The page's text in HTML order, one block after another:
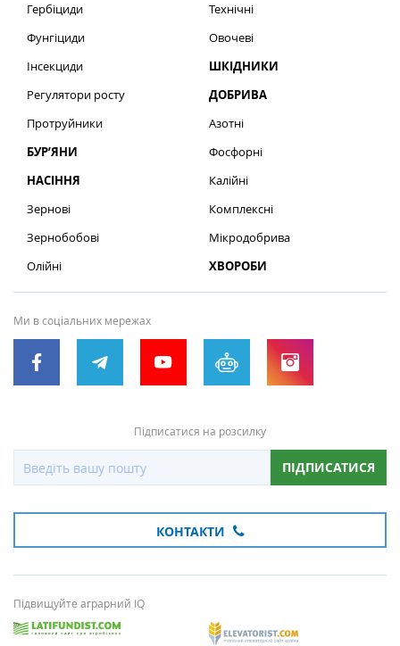
Гербіциди
Фунгіциди
Інсекциди
Регулятори росту
Протруйники
БУР’ЯНИ
НАСІННЯ
Зернові
Зернобобові
Олійні
Технічні
Овочеві
ШКІДНИКИ
ДОБРИВА
Азотні
Фосфорні
Калійні
Комплексні
Мікродобрива
ХВОРОБИ
Ми в соціальних мережах
Підписатися на розсилку
ПІДПИСАТИСЯ
КОНТАКТИ
Підвищуйте аграрний IQ